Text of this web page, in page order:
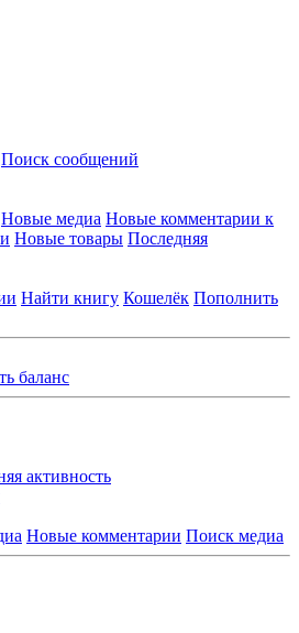
Поиск сообщений
Новые медиа Новые комментарии к
Новые товары Последняя
Найти книгу Кошелёк Пополнить
баланс
активность
Новые комментарии Поиск медиа